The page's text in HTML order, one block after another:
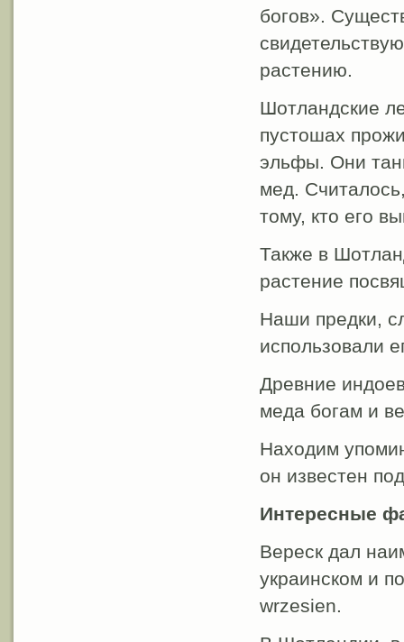
богов».
растению.
Шотландские
пустошах
эльфы. Они
мед.
тому, кто его
Также в
растение
Наши предки,
использовали
Древние
меда богам и
Находим
он известен
Интересные
Вереск дал
украинском и
wrzesien.